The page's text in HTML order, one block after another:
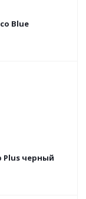
Blue
черный